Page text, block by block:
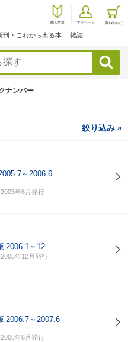
刊・これから出る本 雑誌
検索
ナンバー
絞り込み »
～2006.6
2005年6月発行
2006.1～12
2005年12月発行
2006.7～2007.6
2006年6月発行